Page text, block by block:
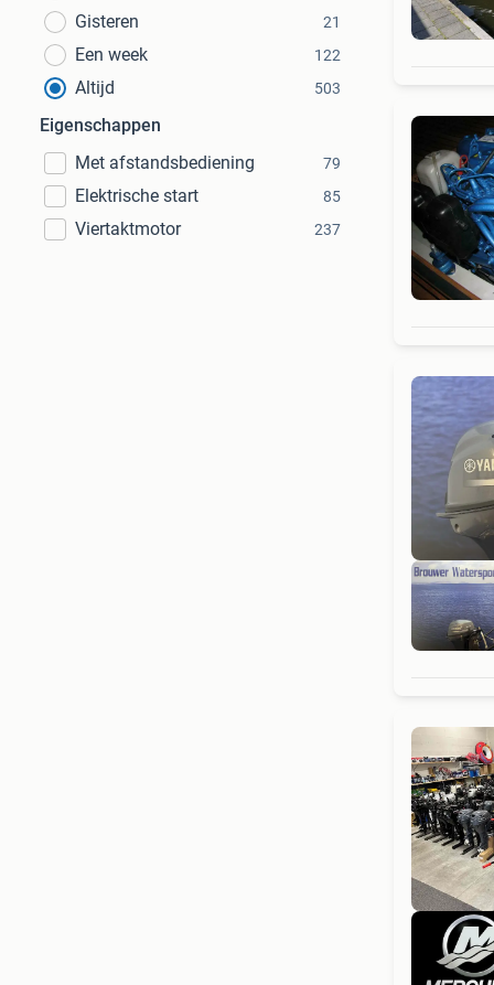
Gisteren 21
Een week 122
Altijd 503
Eigenschappen
Met afstandsbediening
79
Elektrische start 85
Viertaktmotor 237